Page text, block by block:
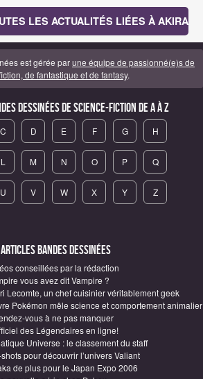
LES ACTUALITÉS LIÉES À AKIRA
est gérée parune équipe de passionné(e)s de
de fantastique et de fantasy.
Dessinées de science-fiction de A à Z
C D E F G H
L M N O P Q
U V W X Y Z
articles Bandes Dessinées
conseillées par la rédaction
vous avez dit Vampire ?
Lecomte, un chef cuisinier véritablement geek
Pokémon mêle science et comportement animalier
vous à ne pas manquer
des Légendaires en ligne!
Universe : le classement du staff
pour découvrir l’univers Valiant
de plus pour le Japan Expo 2006